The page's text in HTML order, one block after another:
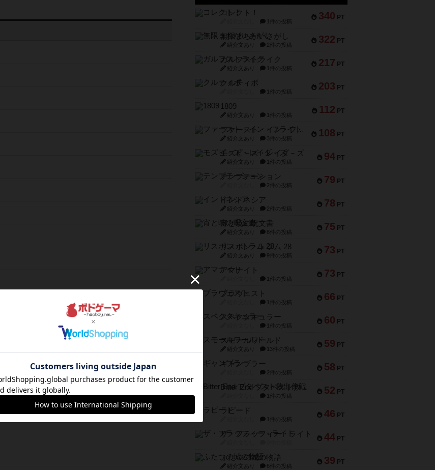
340 PT
コレクト！
1件の投稿
322 PT
無限まちがいさがし
紹介文あり 2件の投稿
217 PT
ガルフストライク
紹介文あり 1件の投稿
203 PT
クルティボ
1件の投稿
112 PT
1809
紹介文あり 1件の投稿
108 PT
ファースト・イン・フライト
紹介文あり 3件の投稿
94 PT
モズビ－ズ・レイダ－ズ
紹介文あり 1件の投稿
79 PT
テンプテーション
2件の投稿
78 PT
インドネシア
紹介文あり 2件の投稿
75 PT
宵と暁の呪文書
紹介文あり 8件の投稿
73 PT
リスボン・トラム 28
紹介文あり 9件の投稿
73 PT
アマナイト
1件の投稿
66 PT
ブラヴェスト
1件の投稿
60 PT
スペクタキュラー
1件の投稿
59 PT
スモールワールド
紹介文あり 13件の投稿
58 PT
ギャンブラー
2件の投稿
52 PT
Bitter End ブタペスト救出作戦
1件の投稿
46 PT
ラピード
1件の投稿
44 PT
ザ・フラッフィー・ライト
39 PT
ふたつの城の物語
紹介文あり 6件の投稿